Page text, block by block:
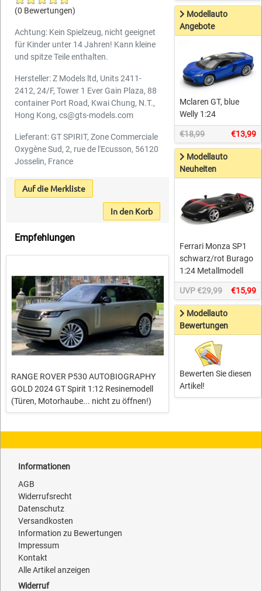
(0 Bewertungen)
Achtung: Kein Spielzeug, nicht geeignet
für Kinder unter 14 Jahren! Kann kleine
und spitze Teile enthalten.
Hersteller: Z Models ltd, Units 2411-
2412, 24/F, Tower 1 Ever Gain Plaza, 88
container Port Road, Kwai Chung, N.T.,
Hong Kong, cs@gts-models.com
Lieferant: GT SPIRIT, Zone Commerciale
Oxygène Sud, 2, rue de l'Ecusson, 56120
Josselin, France
Auf die Merkliste
In den Korb
Empfehlungen
RANGE ROVER P530 AUTOBIOGRAPHY
GOLD 2024 GT Spirit 1:12 Resinemodell
(Türen, Motorhaube... nicht zu öffnen!)
Modellauto
Angebote
Mclaren GT, blue
Welly 1:24
€18,99 €13,99
Modellauto
Neuheiten
Ferrari Monza SP1
schwarz/rot Burago
1:24 Metallmodell
UVP €29,99 €15,99
Modellauto
Bewertungen
Bewerten Sie diesen
Artikel!
Informationen
AGB
Widerrufsrecht
Datenschutz
Versandkosten
Information zu Bewertungen
Impressum
Kontakt
Alle Artikel anzeigen
Widerruf